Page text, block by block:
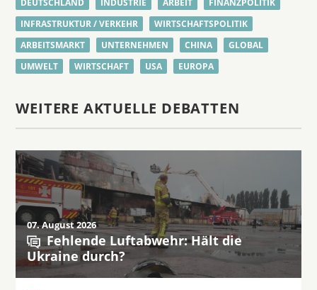
INFRASTRUKTUR / VERKEHR
WIRTSCHAFTSPOLITIK
ARBEITSMARKT
UNTERNEHMEN CHINA
GLOBAL
UMWELT
WIRTSCHAFT USA EUROPA
WEITERE AKTUELLE DEBATTEN
07. August 2026
Fehlende Luftabwehr: Hält die
Ukraine durch?